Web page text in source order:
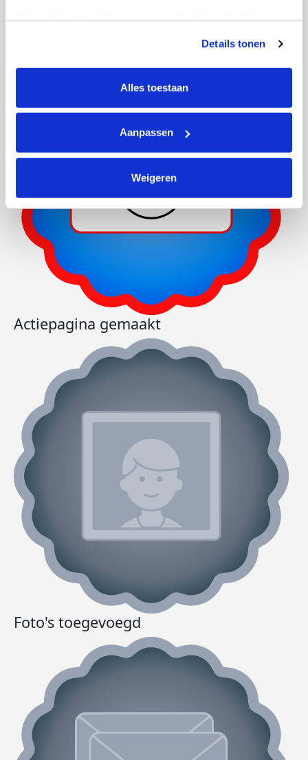
tonen. Je kunt je toestemming op elk moment wijzigen of
intrekken via Cookie instellingen onderaan de pagina. De
lijst met cookies is te vinden in het tabblad “details”.
Details tonen
Alles toestaan
Aanpassen
Weigeren
Actiepagina gemaakt
Foto's toegevoegd